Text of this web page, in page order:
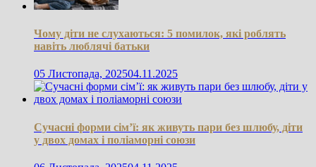
Чому діти не слухаються: 5 помилок, які роблять
навіть люблячі батьки
05 Листопада, 202504.11.2025
Сучасні форми сім’ї: як живуть пари без шлюбу, діти
у двох домах і поліаморні союзи